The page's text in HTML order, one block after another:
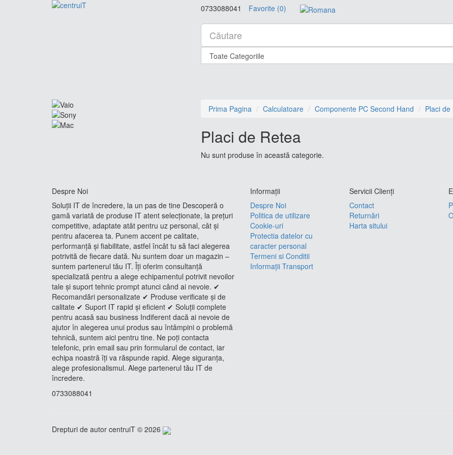
0733088041 Favorite (0)
Prima Pagina Calculatoare Componente PC Second Hand Placi de
Placi de Retea
Nu sunt produse în această categorie.
Despre Noi
Soluții IT de încredere, la un pas de tine Descoperă o
gamă variată de produse IT atent selecționate, la prețuri
competitive, adaptate atât pentru uz personal, cât și
pentru afacerea ta. Punem accent pe calitate,
performanță și fiabilitate, astfel încât tu să faci alegerea
potrivită de fiecare dată. Nu suntem doar un magazin –
suntem partenerul tău IT. Îți oferim consultanță
specializată pentru a alege echipamentul potrivit nevoilor
tale și suport tehnic prompt atunci când ai nevoie. ✔
Recomandări personalizate ✔ Produse verificate și de
calitate ✔ Suport IT rapid și eficient ✔ Soluții complete
pentru acasă sau business Indiferent dacă ai nevoie de
ajutor în alegerea unui produs sau întâmpini o problemă
tehnică, suntem aici pentru tine. Ne poți contacta
telefonic, prin email sau prin formularul de contact, iar
echipa noastră îți va răspunde rapid. Alege siguranța,
alege profesionalismul. Alege partenerul tău IT de
încredere.
0733088041
Informaţii
Despre Noi
Politica de utilizare
Cookie-uri
Protectia datelor cu
caracter personal
Termeni si Conditii
Informații Transport
Servicii Clienţi
Contact
Returnări
Harta sitului
Drepturi de autor centruiT © 2026